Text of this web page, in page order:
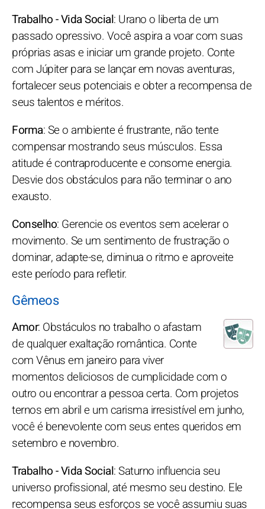
Trabalho - Vida Social: Urano o liberta de um
passado opressivo. Você aspira a voar com suas
próprias asas e iniciar um grande projeto. Conte
com Júpiter para se lançar em novas aventuras,
fortalecer seus potenciais e obter a recompensa de
seus talentos e méritos.
Forma: Se o ambiente é frustrante, não tente
compensar mostrando seus músculos. Essa
atitude é contraproducente e consome energia.
Desvie dos obstáculos para não terminar o ano
exausto.
Conselho: Gerencie os eventos sem acelerar o
movimento. Se um sentimento de frustração o
dominar, adapte-se, diminua o ritmo e aproveite
este período para refletir.
Gêmeos
Amor: Obstáculos no trabalho o afastam
de qualquer exaltação romântica. Conte
com Vênus em janeiro para viver
momentos deliciosos de cumplicidade com o
outro ou encontrar a pessoa certa. Com projetos
ternos em abril e um carisma irresistível em junho,
você é benevolente com seus entes queridos em
setembro e novembro.
Trabalho - Vida Social: Saturno influencia seu
universo profissional, até mesmo seu destino. Ele
recompensa seus esforços se você assumiu suas